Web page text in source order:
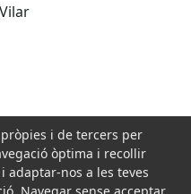
i de tercers per
òptima i recollir
nos a les teves